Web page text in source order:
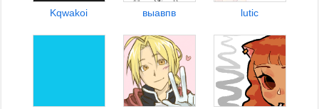
Kqwakoi выавпв lutic